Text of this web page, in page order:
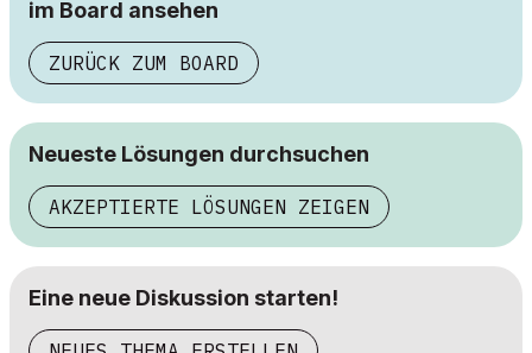
im Board ansehen
ZURÜCK ZUM BOARD
Neueste Lösungen durchsuchen
AKZEPTIERTE LÖSUNGEN ZEIGEN
Eine neue Diskussion starten!